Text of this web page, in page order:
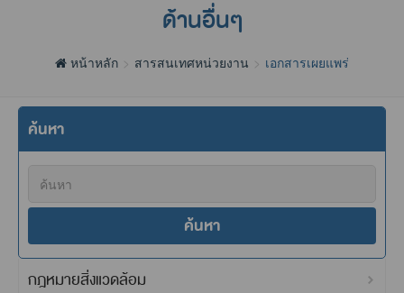
ด้านอื่นๆ
หน้าหลัก สารสนเทศหน่วยงาน เอกสารเผยแพร่
ค้นหา
ค้นหา
กฎหมายสิ่งแวดล้อม